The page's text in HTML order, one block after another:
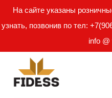
На сайте указаны
узнать, позвонив по тел:
info